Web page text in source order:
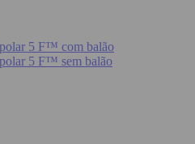
5 F™ com balão
5 F™ sem balão